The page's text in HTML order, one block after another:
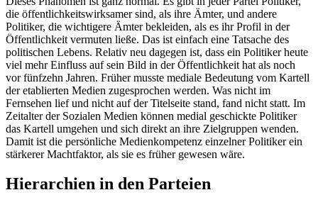
die öffentlichkeitswirksamer sind, als ihre Ämter, und andere
Politiker, die wichtigere Ämter bekleiden, als es ihr Profil in der
Öffentlichkeit vermuten ließe. Das ist einfach eine Tatsache des
politischen Lebens. Relativ neu dagegen ist, dass ein Politiker heute
viel mehr Einfluss auf sein Bild in der Öffentlichkeit hat als noch
vor fünfzehn Jahren. Früher musste mediale Bedeutung vom Kartell
der etablierten Medien zugesprochen werden. Was nicht im
Fernsehen lief und nicht auf der Titelseite stand, fand nicht statt. Im
Zeitalter der Sozialen Medien können medial geschickte Politiker
das Kartell umgehen und sich direkt an ihre Zielgruppen wenden.
Damit ist die persönliche Medienkompetenz einzelner Politiker ein
stärkerer Machtfaktor, als sie es früher gewesen wäre.
Hierarchien in den Parteien